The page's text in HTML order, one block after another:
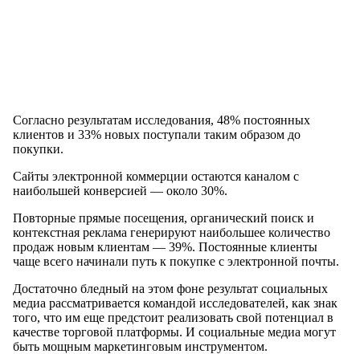
Согласно результатам исследования, 48% постоянных
клиентов и 33% новых поступали таким образом до
покупки.
Сайты электронной коммерции остаются каналом с
наибольшей конверсией — около 30%.
Повторные прямые посещения, органический поиск и
контекстная реклама генерируют наибольшее количество
продаж новым клиентам — 39%. Постоянные клиенты
чаще всего начинали путь к покупке с электронной почты.
Достаточно бледный на этом фоне результат социальных
медиа рассматривается командой исследователей, как знак
того, что им еще предстоит реализовать свой потенциал в
качестве торговой платформы. И социальные медиа могут
быть мощным маркетинговым инструментом.